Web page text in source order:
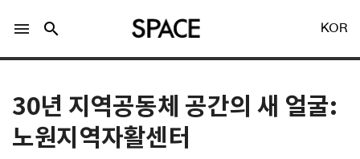
menu search KOR
30년 지역공동체 공간의 새 얼굴:
노원지역자활센터